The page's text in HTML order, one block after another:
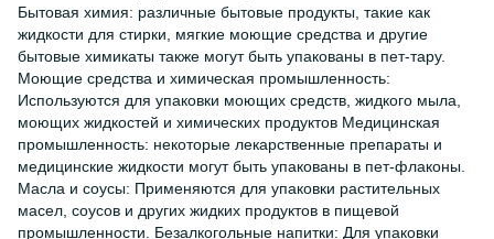
Бытовая химия: различные бытовые продукты, такие как
жидкости для стирки, мягкие моющие средства и другие
бытовые химикаты также могут быть упакованы в пет-тару.
Моющие средства и химическая промышленность:
Используются для упаковки моющих средств, жидкого мыла,
моющих жидкостей и химических продуктов Медицинская
промышленность: некоторые лекарственные препараты и
медицинские жидкости могут быть упакованы в пет-флаконы.
Масла и соусы: Применяются для упаковки растительных
масел, соусов и других жидких продуктов в пищевой
промышленности. Безалкогольные напитки: Для упаковки